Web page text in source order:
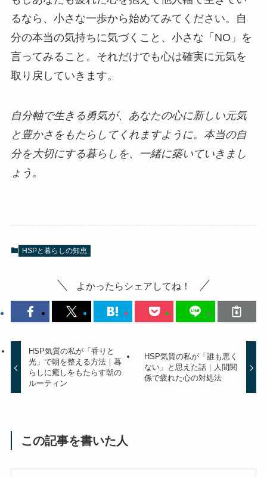
るなら、小さな一歩から始めてみてください。自
分の本当の気持ちに気づくこと、小さな「NO」を
言ってみること。それだけでも心は確実に元気を
取り戻していきます。
自分軸で生きる勇気が、あなたの心に新しい元気
と豊かさをもたらしてくれますように。本当の自
分を大切にする暮らしを、一緒に築いていきまし
ょう。
HSPと暮らしの知恵
よかったらシェアしてね！
HSP気質の私が「香りと
光」で朝を整える方法｜暮
らしに癒しをもたらす朝の
ルーティン
HSP気質の私が「誰も悪く
ない」と思えた話｜人間関
係で疲れた心の対処法
この記事を書いた人